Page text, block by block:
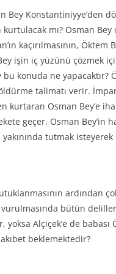
Bey Konstantiniyye’den
mı? Osman
kaçırılmasının,
işin iç yüzünü çözmek
konuda ne
öldürme talimatı verir.
kurtaran Osman Bey’e
geçer. Osman Bey’in
tutmak
ardından
vurulmasında bütün
Alçiçek’e de babası
beklemektedir?